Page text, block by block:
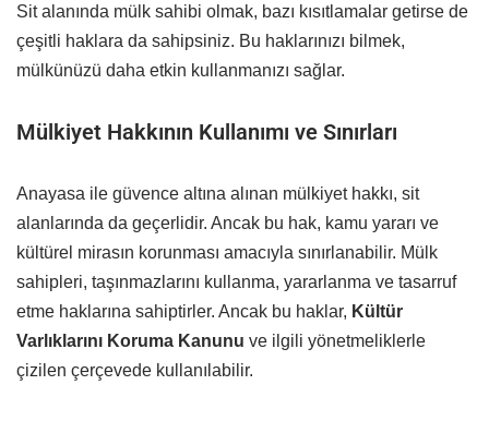
Sit alanında mülk sahibi olmak, bazı kısıtlamalar getirse de
çeşitli haklara da sahipsiniz. Bu haklarınızı bilmek,
mülkünüzü daha etkin kullanmanızı sağlar.
Mülkiyet Hakkının Kullanımı ve Sınırları
Anayasa ile güvence altına alınan mülkiyet hakkı, sit
alanlarında da geçerlidir. Ancak bu hak, kamu yararı ve
kültürel mirasın korunması amacıyla sınırlanabilir. Mülk
sahipleri, taşınmazlarını kullanma, yararlanma ve tasarruf
etme haklarına sahiptirler. Ancak bu haklar, Kültür
Varlıklarını Koruma Kanunu ve ilgili yönetmeliklerle
çizilen çerçevede kullanılabilir.